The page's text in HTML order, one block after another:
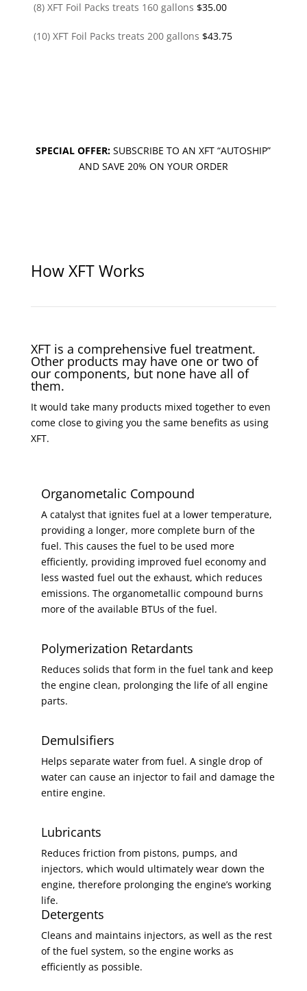
(8) XFT Foil Packs treats 160 gallons $35.00
(10) XFT Foil Packs treats 200 gallons $43.75
SPECIAL OFFER:SUBSCRIBE TO AN XFT “AUTOSHIP”
AND SAVE 20% ON YOUR ORDER
How XFT Works
XFT is a comprehensive fuel treatment.
Other products may have one or two of
our components, but none have all of
them.
It would take many products mixed together to even
come close to giving you the same benefits as using
XFT.
Organometalic Compound
A catalyst that ignites fuel at a lower temperature,
providing a longer, more complete burn of the
fuel. This causes the fuel to be used more
efficiently, providing improved fuel economy and
less wasted fuel out the exhaust, which reduces
emissions. The organometallic compound burns
more of the available BTUs of the fuel.
Polymerization Retardants
Reduces solids that form in the fuel tank and keep
the engine clean, prolonging the life of all engine
parts.
Demulsifiers
Helps separate water from fuel. A single drop of
water can cause an injector to fail and damage the
entire engine.
Lubricants
Reduces friction from pistons, pumps, and
injectors, which would ultimately wear down the
engine, therefore prolonging the engine’s working
life.
Detergents
Cleans and maintains injectors, as well as the rest
of the fuel system, so the engine works as
efficiently as possible.